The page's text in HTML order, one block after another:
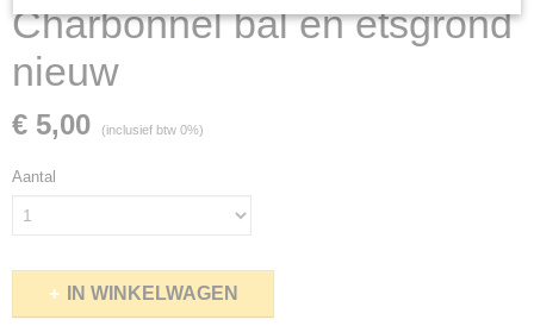
Charbonnel bal en etsgrond
nieuw
€ 5,00 (inclusief btw 0%)
Aantal
IN WINKELWAGEN